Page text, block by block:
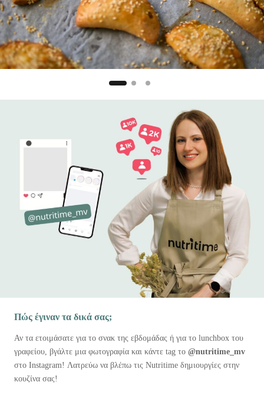
Πώς έγιναν τα δικά σας;
Αν τα ετοιμάσατε για το σνακ της εβδομάδας ή για το lunchbox του
γραφείου, βγάλτε μια φωτογραφία και κάντε tag το @nutritime_mv
στο Instagram! Λατρεύω να βλέπω τις Nutritime δημιουργίες στην
κουζίνα σας!